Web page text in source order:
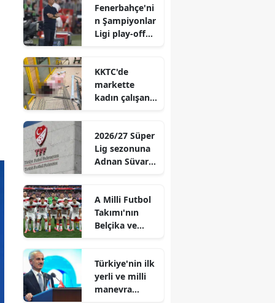
açıkladı
Fenerbahçe'ni
n Şampiyonlar
Ligi play-off
oldu
KKTC'de
markette
kadın çalışan
intihara
kalkıştı
2026/27 Süper
Lig sezonuna
Adnan Süvari
A Milli Futbol
Takımı'nın
Belçika ve
oynayacağı
statlar
açıklandı
Türkiye'nin ilk
yerli ve milli
manevra